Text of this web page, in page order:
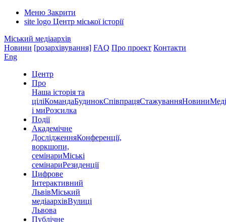
Меню Закрити
site logo Центр міської історії
Міський медіаархів
Новини [розархівування] FAQ Про проект Контакти
Eng
Центр
Про
Наша історія та
ціліКомандаБудинокСпівпрацяСтажуванняНовини
і миРозсилка
Події
Академічне
ДослідженняКонференції,
воркшопи,
семінариМіські
семінариРезиденції
Цифрове
Інтерактивний
ЛьвівМіський
медіаархівВулиці
Львова
Публічне